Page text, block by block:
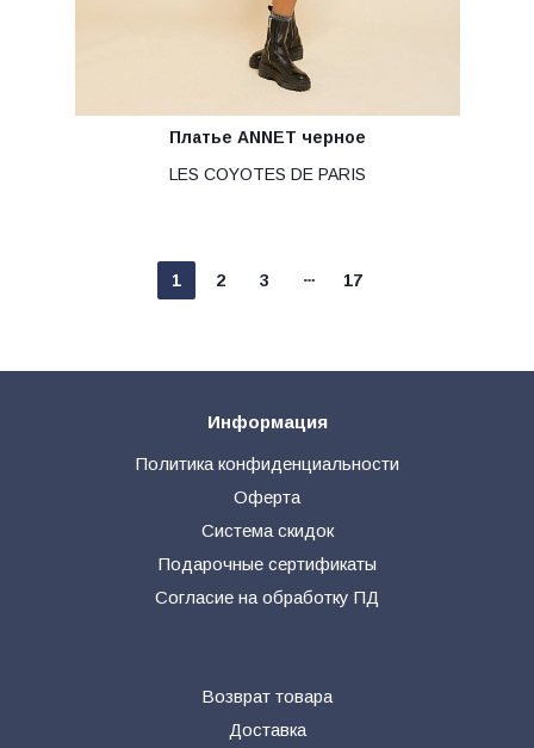
Платье ANNET черное
LES COYOTES DE PARIS
1 2 3 17
Информация
Политика конфиденциальности
Оферта
Система скидок
Подарочные сертификаты
Согласие на обработку ПД
Возврат товара
Доставка